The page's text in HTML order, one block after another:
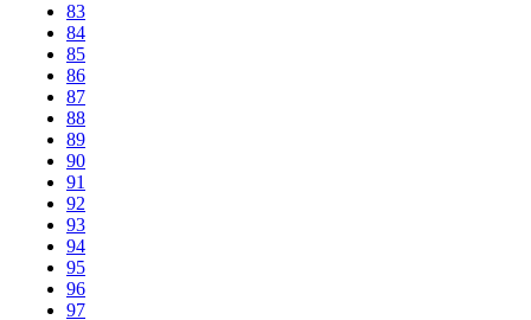
83
84
85
86
87
88
89
90
91
92
93
94
95
96
97